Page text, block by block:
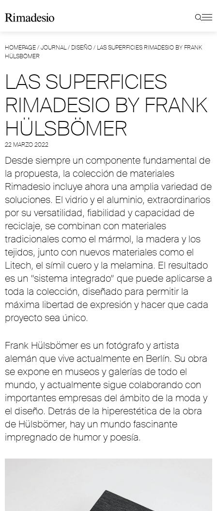
HOMEPAGE/JOURNAL/ DISEÑO/ LAS SUPERFICIES RIMADESIO BY FRANK
HÜLSBÖMER
LAS SUPERFICIES
RIMADESIO BY FRANK
HÜLSBÖMER
22 MARZO 2022
Desde siempre un componente fundamental de
la propuesta, la colección de materiales
Rimadesio incluye ahora una amplia variedad de
soluciones. El vidrio y el aluminio, extraordinarios
por su versatilidad, fiabilidad y capacidad de
reciclaje, se combinan con materiales
tradicionales como el mármol, la madera y los
tejidos, junto con nuevos materiales como el
Litech, el símil cuero y la melamina. El resultado
es un “sistema integrado” que puede aplicarse a
toda la colección, diseñado para permitir la
máxima libertad de expresión y hacer que cada
proyecto sea único.
Frank Hülsbömer es un fotógrafo y artista
alemán que vive actualmente en Berlín. Su obra
se expone en museos y galerías de todo el
mundo, y actualmente sigue colaborando con
importantes empresas del ámbito de la moda y
el diseño. Detrás de la hiperestética de la obra
de Hülsbömer, hay un mundo fascinante
impregnado de humor y poesía.